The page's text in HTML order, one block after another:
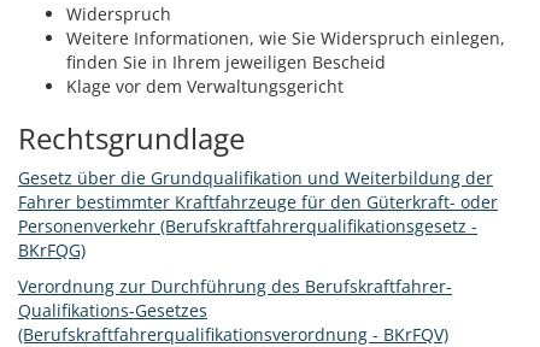
Widerspruch
Weitere Informationen, wie Sie Widerspruch einlegen,
finden Sie in Ihrem jeweiligen Bescheid
Klage vor dem Verwaltungsgericht
Rechtsgrundlage
Gesetz über die Grundqualifikation und Weiterbildung der
Fahrer bestimmter Kraftfahrzeuge für den Güterkraft- oder
Personenverkehr (Berufskraftfahrerqualifikationsgesetz -
BKrFQG)
Verordnung zur Durchführung des Berufskraftfahrer-
Qualifikations-Gesetzes
(Berufskraftfahrerqualifikationsverordnung - BKrFQV)